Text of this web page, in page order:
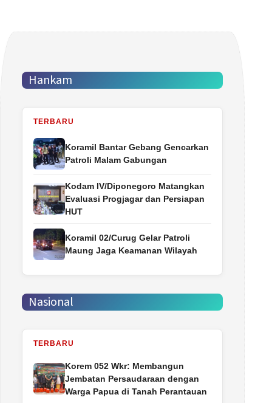
Hankam
TERBARU
Koramil Bantar Gebang Gencarkan
Patroli Malam Gabungan
Kodam IV/Diponegoro Matangkan
Evaluasi Progjagar dan Persiapan
HUT
Koramil 02/Curug Gelar Patroli
Maung Jaga Keamanan Wilayah
Nasional
TERBARU
Korem 052 Wkr: Membangun
Jembatan Persaudaraan dengan
Warga Papua di Tanah Perantauan